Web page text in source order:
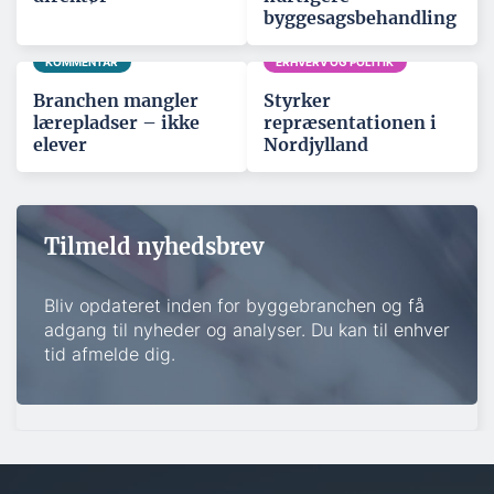
byggesagsbehandling
KOMMENTAR
Branchen mangler
lærepladser – ikke
elever
ERHVERV OG POLITIK
Styrker
repræsentationen i
Nordjylland
Tilmeld nyhedsbrev
Bliv opdateret inden for byggebranchen og få
adgang til nyheder og analyser. Du kan til enhver
tid afmelde dig.